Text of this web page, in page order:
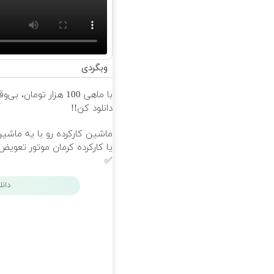
وبگردی
با ماهی 100 هزار تومان،
دانلود کن!!
ماشین کارکرده رو با یه
یا کارکرده کرمان موتور
✅